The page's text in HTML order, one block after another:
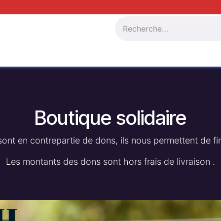
Boutique solidaire
en contrepartie de dons, ils nous permettent de
Les montants des dons sont hors frais de livraison .